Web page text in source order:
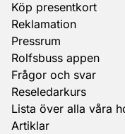
Köp presentkort
Reklamation
Pressrum
Rolfsbuss appen
Frågor och svar
Reseledarkurs
Lista över alla våra
Artiklar